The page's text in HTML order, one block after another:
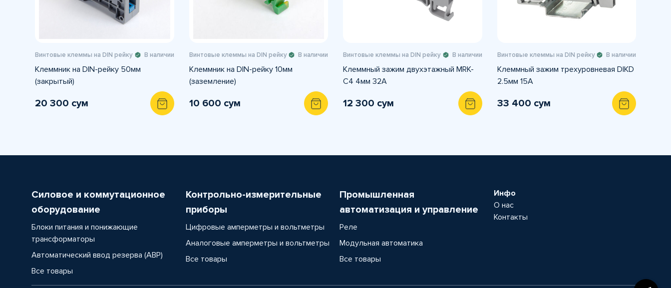
Винтовые клеммы на DIN рейку В наличии
Клеммник на DIN-рейку 50мм
(закрытый)
20 300 сум
Винтовые клеммы на DIN рейку В наличии
Клеммник на DIN-рейку 10мм
(заземление)
10 600 сум
Винтовые клеммы на DIN рейку В наличии
Клеммный зажим двухэтажный MRK-
C4 4мм 32A
12 300 сум
Винтовые клеммы на DIN рейку В наличии
Клеммный зажим трехуровневая DIKD
2.5мм 15A
33 400 сум
Силовое и коммутационное
оборудование
Блоки питания и понижающие
трансформаторы
Автоматический ввод резерва (АВР)
Все товары
Контрольно-измерительные
приборы
Цифровые амперметры и вольтметры
Аналоговые амперметры и вольтметры
Все товары
Промышленная
автоматизация и управление
Реле
Модульная автоматика
Все товары
Инфо
О нас
Контакты